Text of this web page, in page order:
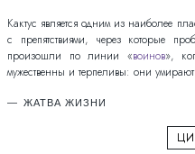
Кактус является одним из наиболее
с препятствиями, через которые
произошли по линии «воинов»,
мужественны и терпеливы: они умирают
ЖАТВА ЖИЗНИ